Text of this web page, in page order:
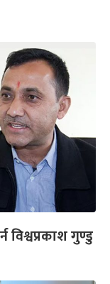
विश्वप्रकाश गुण्डु